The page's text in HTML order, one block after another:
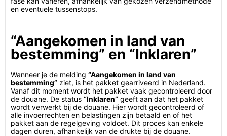
en eventuele tussenstops.
“Aangekomen in land van
bestemming” en “Inklaren”
Wanneer je de melding “Aangekomen in land van
bestemming” ziet, is het pakket gearriveerd in Nederland.
Vanaf dit moment wordt het pakket vaak gecontroleerd door
de douane. De status “Inklaren” geeft aan dat het pakket
wordt verwerkt bij de douane. Hier wordt gecontroleerd of
alle invoerrechten en belastingen zijn betaald en of het
pakket aan de regelgeving voldoet. Dit proces kan enkele
dagen duren, afhankelijk van de drukte bij de douane.